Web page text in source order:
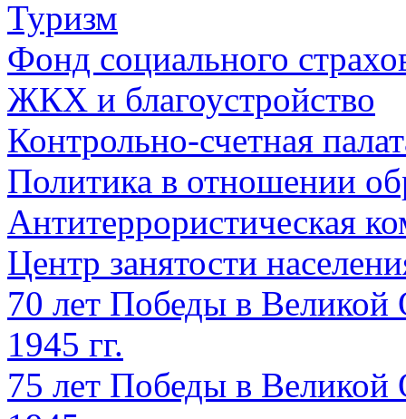
Туризм
Фонд социального
ЖКХ и благоустройство
Контрольно-счетная
Политика в отношении
Антитеррористическая
Центр занятости
70 лет Победы в Великой
1945 гг.
75 лет Победы в Великой